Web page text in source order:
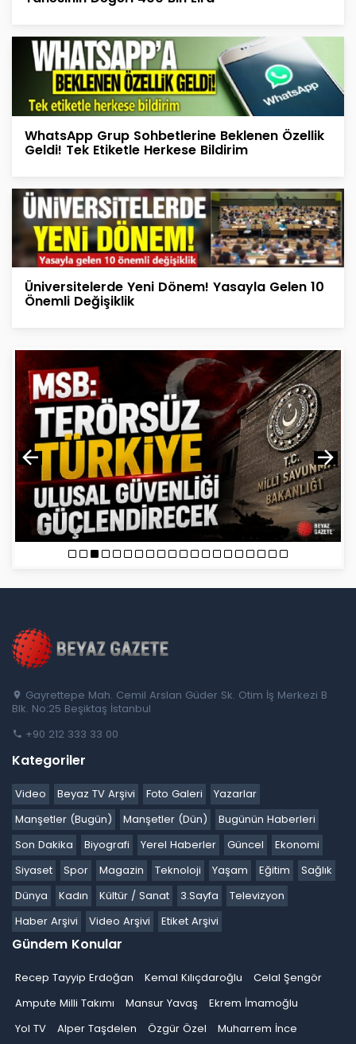
WhatsApp Grup Sohbetlerine Beklenen Özellik
Geldi! Tek Etiketle Herkese Bildirim
Üniversitelerde Yeni Dönem! Yasayla Gelen 10
Önemli Değişiklik
Gayrettepe Mah. Cemil Arslan Güder Sk. Otim İş Merkezi B
Blk. No:25 Beşiktaş İstanbul
+90 212 333 33 00
Kategoriler
Video Beyaz TV Arşivi Foto Galeri
Yazarlar
Manşetler (Bugün)
Manşetler (Dün)
Bugünün Haberleri
Son Dakika
Biyografi Yerel Haberler Güncel
Ekonomi
Siyaset
Spor Magazin Teknoloji Yaşam Eğitim
Sağlık
Dünya
Kadın Kültür / Sanat 3.Sayfa
Televizyon
Haber Arşivi
Video Arşivi Etiket Arşivi
Gündem Konular
Recep Tayyip Erdoğan Kemal Kılıçdaroğlu
Celal Şengör
Ampute Milli Takımı
Mansur Yavaş
Ekrem İmamoğlu
Yol TV
Alper Taşdelen Özgür Özel
Muharrem İnce